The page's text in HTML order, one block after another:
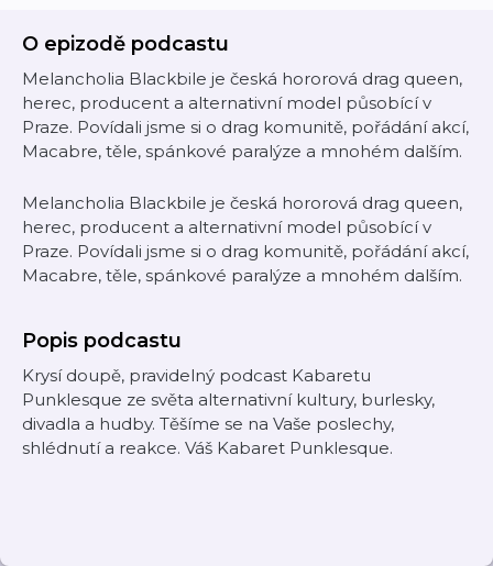
O epizodě podcastu
Melancholia Blackbile je česká hororová drag queen,
herec, producent a alternativní model působící v
Praze. Povídali jsme si o drag komunitě, pořádání akcí,
Macabre, těle, spánkové paralýze a mnohém dalším.
Melancholia Blackbile je česká hororová drag queen,
herec, producent a alternativní model působící v
Praze. Povídali jsme si o drag komunitě, pořádání akcí,
Macabre, těle, spánkové paralýze a mnohém dalším.
Popis podcastu
Krysí doupě, pravidelný podcast Kabaretu
Punklesque ze světa alternativní kultury, burlesky,
divadla a hudby. Těšíme se na Vaše poslechy,
shlédnutí a reakce. Váš Kabaret Punklesque.